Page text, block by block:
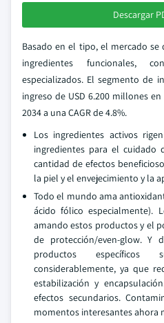
Descargar
Basado en el tipo, el mercado se
ingredientes funcionales,
especializados. El segmento de
ingreso de USD 6.200 millones
2034 a una CAGR de 4.8%.
Los ingredientes activos
ingredientes para el
cantidad de efectos
la piel y el envejecimiento y la
Todo el mundo ama
ácido fólico especialmente).
amando estos productos y el
de protección/even-glow. Y
productos específicos
considerablemente, ya que
estabilización y
efectos secundarios.
momentos interesantes ahora